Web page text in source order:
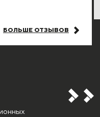
БОЛЬШЕ ОТЗЫВОВ